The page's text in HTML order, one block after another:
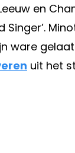
en
Singer’.
ware
uit het